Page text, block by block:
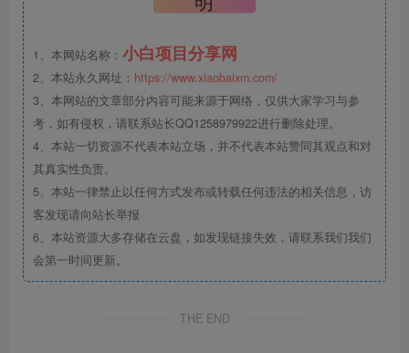
1、本网站名称： 小白项目分享网
2、本站永久网址： https://www.xiaobaixm.com/
3、本网站的文章部分内容可能来源于网络，仅供大家学习与参
考，如有侵权，请联系站长QQ1258979922进行删除处理。
4、本站一切资源不代表本站立场，并不代表本站赞同其观点和对
其真实性负责。
5、本站一律禁止以任何方式发布或转载任何违法的相关信息，访
客发现请向站长举报
6、本站资源大多存储在云盘，如发现链接失效，请联系我们我们
会第一时间更新。
THE END